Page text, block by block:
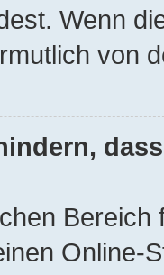
Wenn
von
Online-